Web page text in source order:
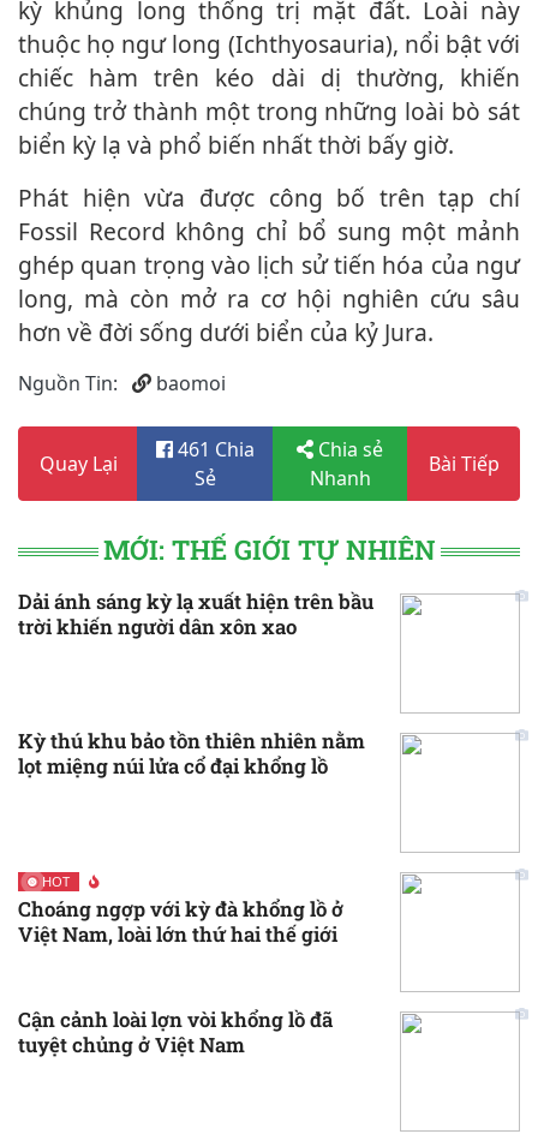
kỳ khủng long thống trị mặt đất. Loài này
thuộc họ ngư long (Ichthyosauria), nổi bật với
chiếc hàm trên kéo dài dị thường, khiến
chúng trở thành một trong những loài bò sát
biển kỳ lạ và phổ biến nhất thời bấy giờ.
Phát hiện vừa được công bố trên tạp chí
Fossil Record không chỉ bổ sung một mảnh
ghép quan trọng vào lịch sử tiến hóa của ngư
long, mà còn mở ra cơ hội nghiên cứu sâu
hơn về đời sống dưới biển của kỷ Jura.
Nguồn Tin: baomoi
Quay Lại
461 Chia
Sẻ
Chia sẻ
Nhanh
Bài Tiếp
MỚI: THẾ GIỚI TỰ NHIÊN
Dải ánh sáng kỳ lạ xuất hiện trên bầu
trời khiến người dân xôn xao
Kỳ thú khu bảo tồn thiên nhiên nằm
lọt miệng núi lửa cổ đại khổng lồ
HOT
Choáng ngợp với kỳ đà khổng lồ ở
Việt Nam, loài lớn thứ hai thế giới
Cận cảnh loài lợn vòi khổng lồ đã
tuyệt chủng ở Việt Nam